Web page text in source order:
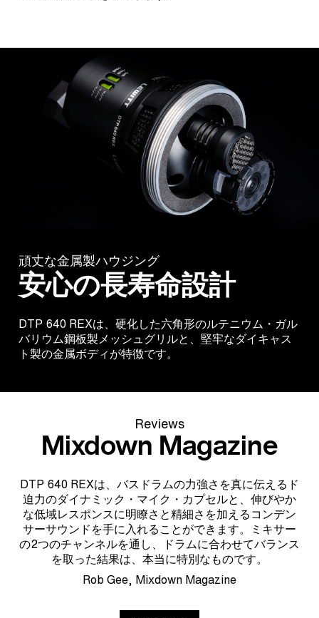
頑丈な金属製ハウジング
安心の長寿命設計
DTP 640 REXは、硬化した六角形のルテニウム・ガル
バリウム鋼板製メッシュグリルと、堅牢なダイキャス
ト製の金属ボディが特徴です。
Reviews
Mixdown Magazine
DTP 640 REXは、バスドラムの力強さを真に伝えるド
迫力のダイナミック・マイク・カプセルと、伸びやか
な低域レスポンスに明瞭さと精細さを加えるコンデン
サーサウンドを手に入れることができます。ミキサー
の2つのチャンネルを通し、ドラムに合わせてバランス
を取った結果は、本当に特別なものです。
Rob Gee, Mixdown Magazine